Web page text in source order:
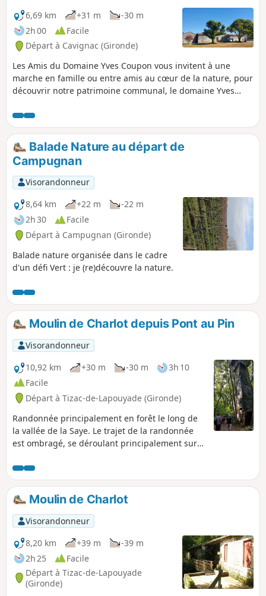
6,69 km
+31 m
-30 m
2h 00
Facile
Départ à Cavignac (Gironde)
Les Amis du Domaine Yves Coupon vous invitent à une
marche en famille ou entre amis au cœur de la nature, pour
découvrir notre patrimoine communal, le domaine Yves
communes de Cavignac et Cézac. Randonnée agréable très
bien balisée avec un marquage noir ADYC sur fond jaune,
d'un peu moins de 7 km, au milieu des vignes.
Balade Nature au départ de
Campugnan
Visorandonneur
8,64 km
+22 m
-22 m
2h 30
Facile
Départ à Campugnan (Gironde)
Balade nature organisée dans le cadre
d'un défi Vert : je (re)découvre la nature.
Moulin de Charlot depuis Pont au Pin
Visorandonneur
10,92 km
+30 m -30 m
3h 10
Facile
Départ à Tizac-de-Lapouyade (Gironde)
Randonnée principalement en forêt le long de
la vallée de la Saye. Le trajet de la randonnée
est ombragé, se déroulant principalement sur
circuit impossible au 09/06/2022, voir les avis
Moulin de Charlot
Visorandonneur
8,20 km
+39 m
-39 m
2h 25
Facile
Départ à Tizac-de-Lapouyade
(Gironde)